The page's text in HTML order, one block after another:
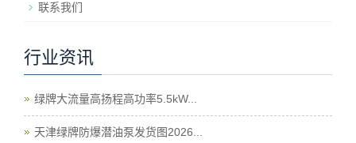
联系我们
行业资讯
绿牌大流量高扬程高功率5.5kW...
天津绿牌防爆潜油泵发货图2026...